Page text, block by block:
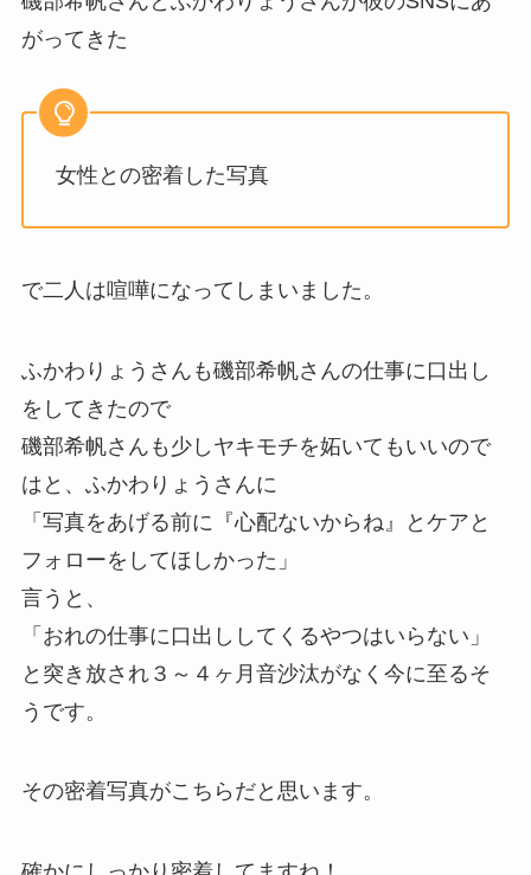
がってきた
女性との密着した写真
で二人は喧嘩になってしまいました。
ふかわりょうさんも磯部希帆さんの仕事に口出し
をしてきたので
磯部希帆さんも少しヤキモチを妬いてもいいので
はと、ふかわりょうさんに
「写真をあげる前に『心配ないからね』とケアと
フォローをしてほしかった」
言うと、
「おれの仕事に口出ししてくるやつはいらない」
と突き放され３～４ヶ月音沙汰がなく今に至るそ
うです。
その密着写真がこちらだと思います。